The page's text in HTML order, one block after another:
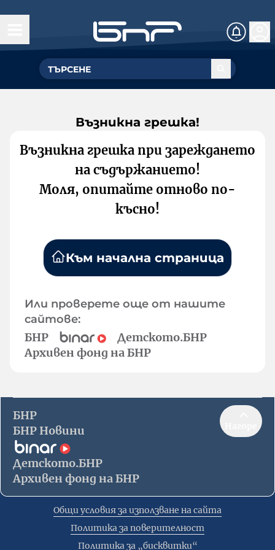
Възникна грешка!
Възникна грешка при зареждането
на съдържанието!
Моля, опитайте отново по-
късно!
Към начална страница
Или проверете още от нашите
сайтове:
БНР
Детското.БНР
Архивен фонд на БНР
БНР
БНР Новини
Детското.БНР
Архивен фонд на БНР
Общи условия за използване на сайта
Политика за поверителност
Политика за „бисквитки“